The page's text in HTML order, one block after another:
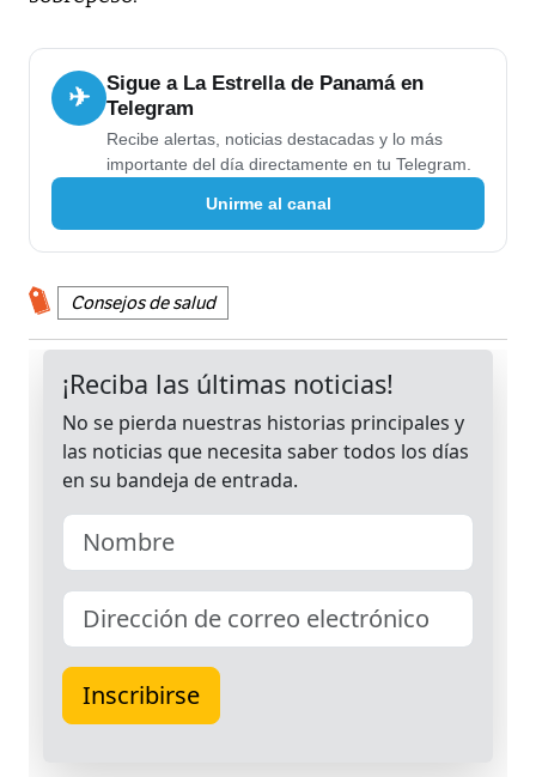
✈
Sigue a La Estrella de Panamá en
Telegram
Recibe alertas, noticias destacadas y lo más
importante del día directamente en tu Telegram.
Unirme al canal
Consejos de salud